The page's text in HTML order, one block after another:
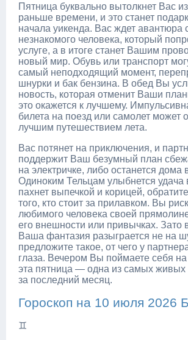
Пятница буквально вытолкнет Вас
раньше времени, и это станет
начала уикенда. Вас ждет авантюра
незнакомого человека, который
услуге, а в итоге станет Вашим
новый мир. Обувь или транспорт
самый неподходящий момент,
шнурки и бак бензина. В обед Вы
новость, которая отменит Ваши
это окажется к лучшему.
билета на поезд или самолет может
лучшим путешествием лета.
Вас потянет на приключения, и
поддержит Ваш безумный план
на электричке, либо останется дома
Одиноким Тельцам улыбнется удача
пахнет выпечкой и корицей,
того, кто стоит за прилавком. Вы
любимого человека своей
его внешности или привычках. Зато
Ваша фантазия разыграется не на
предложите такое, от чего у
глаза. Вечером Вы поймаете себя
эта пятница — одна из самых живых
за последний месяц.
Гороскоп на 10 июля 2026
♊